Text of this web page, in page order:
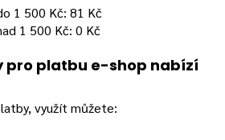
1 500 Kč: 81 Kč
1 500 Kč: 0 Kč
pro platbu e-shop nabízí
využít můžete: